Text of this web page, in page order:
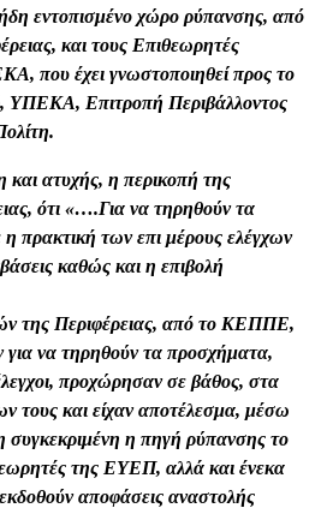
εντοπισμένο χώρο ρύπανσης, από
και τους Επιθεωρητές
που έχει γνωστοποιηθεί προς το
ΥΠΕΚΑ, Επιτροπή Περιβάλλοντος
και ατυχής, η περικοπή της
ότι «….Για να τηρηθούν τα
πρακτική των επι μέρους ελέγχων
καθώς και η επιβολή
της Περιφέρειας, από το ΚΕΠΠΕ,
για να τηρηθούν τα προσχήματα,
προχώρησαν σε βάθος, στα
τους και είχαν αποτέλεσμα, μέσω
συγκεκριμένη η πηγή ρύπανσης το
της ΕΥΕΠ, αλλά και ένεκα
αποφάσεις αναστολής